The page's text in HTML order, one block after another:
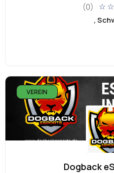
(0) ☆ ☆
,
VEREIN
Dogback